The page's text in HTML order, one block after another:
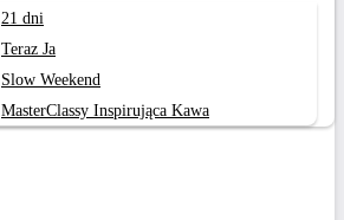
21 dni
Teraz Ja
Slow Weekend
MasterClassy Inspirująca Kawa